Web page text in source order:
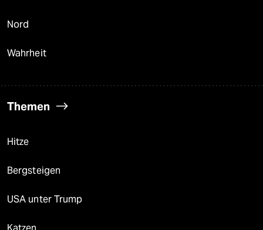
Nord
Wahrheit
Themen
Hitze
Bergsteigen
USA unter Trump